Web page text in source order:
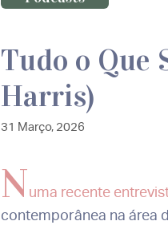
Tudo o Que
Harris)
31 Março, 2026
Numa recente
contemporânea na área